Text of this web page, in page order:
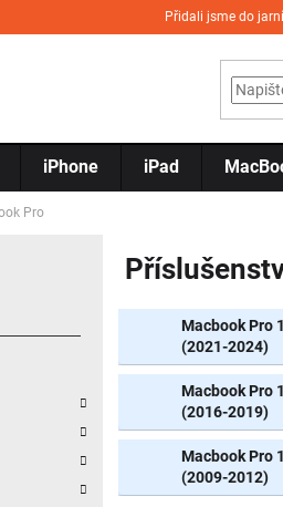
Přidali jsme do
iPhone iPad
Pro
Macbook Pro
(2021-2024)
Macbook Pro
(2016-2019)
Macbook Pro
(2009-2012)